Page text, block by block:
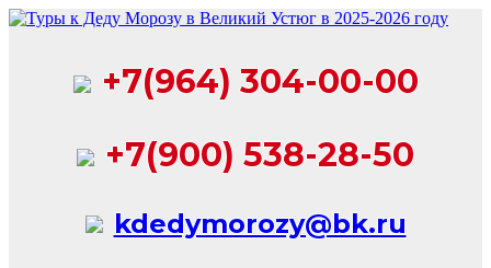
Перейти
+7(964) 304-00-00
+7(900) 538-28-50
kdedymorozy@bk.ru